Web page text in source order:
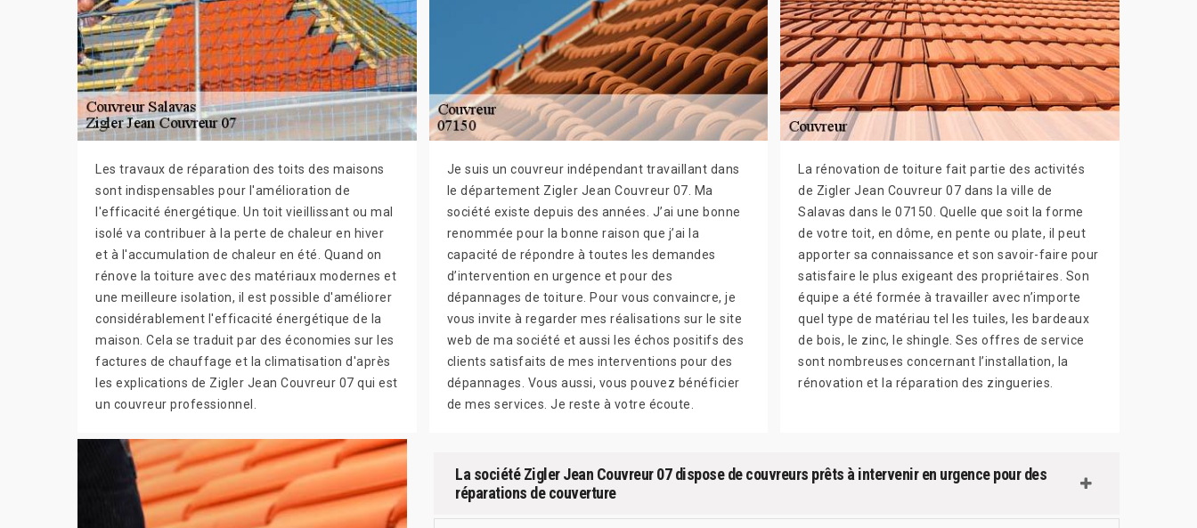
Les travaux de réparation des toits des maisons
sont indispensables pour l'amélioration de
l'efficacité énergétique. Un toit vieillissant ou mal
isolé va contribuer à la perte de chaleur en hiver
et à l'accumulation de chaleur en été. Quand on
rénove la toiture avec des matériaux modernes et
une meilleure isolation, il est possible d'améliorer
considérablement l'efficacité énergétique de la
maison. Cela se traduit par des économies sur les
factures de chauffage et la climatisation d'après
les explications de Zigler Jean Couvreur 07 qui est
un couvreur professionnel.
Je suis un couvreur indépendant travaillant dans
le département Zigler Jean Couvreur 07. Ma
société existe depuis des années. J’ai une bonne
renommée pour la bonne raison que j’ai la
capacité de répondre à toutes les demandes
d’intervention en urgence et pour des
dépannages de toiture. Pour vous convaincre, je
vous invite à regarder mes réalisations sur le site
web de ma société et aussi les échos positifs des
clients satisfaits de mes interventions pour des
dépannages. Vous aussi, vous pouvez bénéficier
de mes services. Je reste à votre écoute.
La rénovation de toiture fait partie des activités
de Zigler Jean Couvreur 07 dans la ville de
Salavas dans le 07150. Quelle que soit la forme
de votre toit, en dôme, en pente ou plate, il peut
apporter sa connaissance et son savoir-faire pour
satisfaire le plus exigeant des propriétaires. Son
équipe a été formée à travailler avec n’importe
quel type de matériau tel les tuiles, les bardeaux
de bois, le zinc, le shingle. Ses offres de service
sont nombreuses concernant l’installation, la
rénovation et la réparation des zingueries.
La société Zigler Jean Couvreur 07 dispose de couvreurs prêts à intervenir en urgence pour des
réparations de couverture